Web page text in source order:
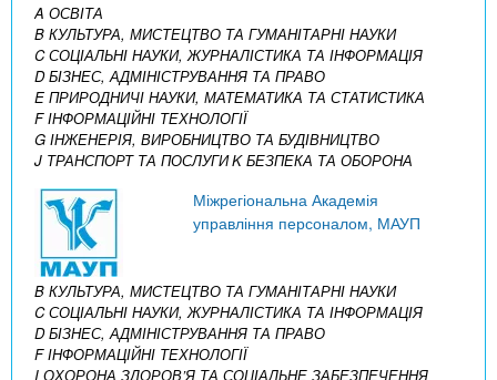
A ОСВІТА
B КУЛЬТУРА, МИСТЕЦТВО ТА ГУМАНІТАРНІ НАУКИ
C СОЦІАЛЬНІ НАУКИ, ЖУРНАЛІСТИКА ТА ІНФОРМАЦІЯ
D БІЗНЕС, АДМІНІСТРУВАННЯ ТА ПРАВО
E ПРИРОДНИЧІ НАУКИ, МАТЕМАТИКА ТА СТАТИСТИКА
F ІНФОРМАЦІЙНІ ТЕХНОЛОГІЇ
G ІНЖЕНЕРІЯ, ВИРОБНИЦТВО ТА БУДІВНИЦТВО
J ТРАНСПОРТ ТА ПОСЛУГИK БЕЗПЕКА ТА ОБОРОНА
Міжрегіональна Академія
управління персоналом, МАУП
B КУЛЬТУРА, МИСТЕЦТВО ТА ГУМАНІТАРНІ НАУКИ
C СОЦІАЛЬНІ НАУКИ, ЖУРНАЛІСТИКА ТА ІНФОРМАЦІЯ
D БІЗНЕС, АДМІНІСТРУВАННЯ ТА ПРАВО
F ІНФОРМАЦІЙНІ ТЕХНОЛОГІЇ
I ОХОРОНА ЗДОРОВ’Я ТА СОЦІАЛЬНЕ ЗАБЕЗПЕЧЕННЯ